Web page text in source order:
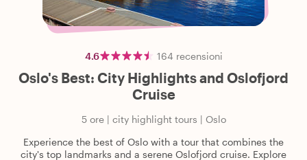
4.6 164 recensioni
Oslo's Best: City Highlights and Oslofjord
Cruise
5 ore| city highlight tours | Oslo
Experience the best of Oslo with a tour that combines the
city's top landmarks and a serene Oslofjord cruise. Explore